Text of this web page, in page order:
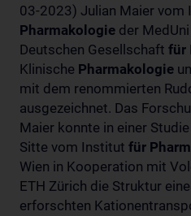
03-2023) Julian Maier vom
Pharmakologie der
Deutschen Gesellschaft für
Klinische Pharmakologie
mit dem renommierten
ausgezeichnet. Das
Maier konnte in einer
Sitte vom Institut für
Wien in Kooperation mit
ETH Zürich die Struktur
erforschten